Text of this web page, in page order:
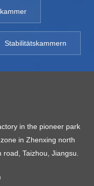
Stabilitätskammern
in the pioneer park
in Zhenxing north
Taizhou, Jiangsu.